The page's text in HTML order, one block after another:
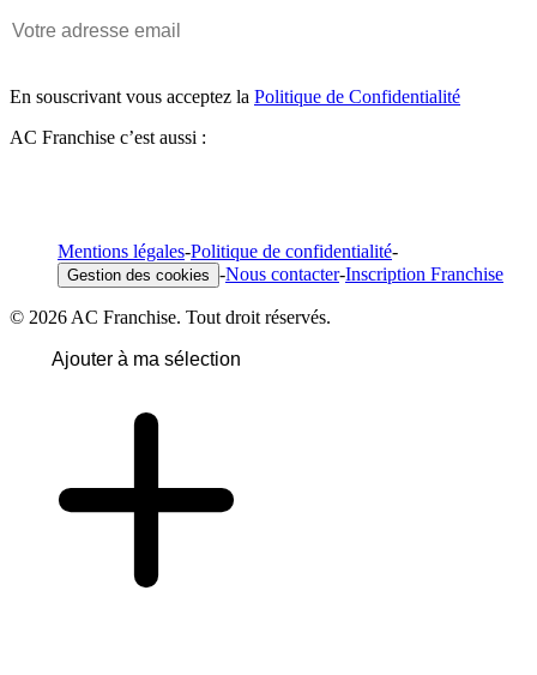
En souscrivant vous acceptez la Politique de Confidentialité
AC Franchise c’est aussi :
Mentions légales-Politique de confidentialité-
Gestion des cookies -Nous contacter-Inscription Franchise
© 2026 AC Franchise. Tout droit réservés.
Ajouter à ma sélection